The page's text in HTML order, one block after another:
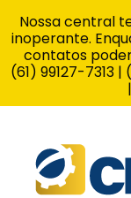
Nossa central
inoperante.
contatos
(61) 99127-7313